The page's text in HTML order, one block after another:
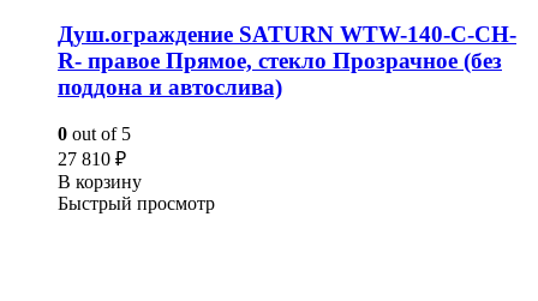
Душ.ограждение SATURN WTW-140-C-CH-
R- правое Прямое, стекло Прозрачное (без
поддона и автослива)
0 out of 5
27 810 ₽
В корзину
Быстрый просмотр